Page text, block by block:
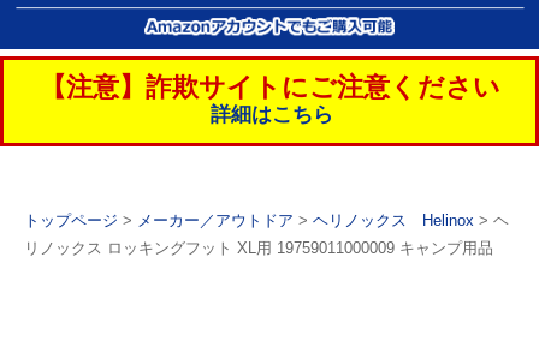
【注意】詐欺サイトにご注意ください
詳細はこちら
トップページ > メーカー／アウトドア > ヘリノックス Helinox > ヘ
リノックス ロッキングフット XL用 19759011000009 キャンプ用品